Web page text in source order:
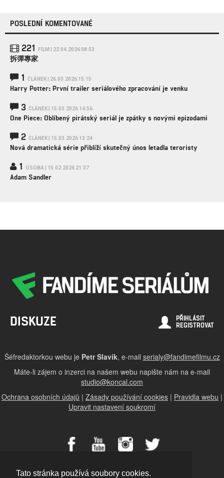
Tato stránka používá soubory cookies.
POSLEDNÍ KOMENTOVANÉ
221 FILM | 22.04.2026 08:53
拆彈專家
1 ČLÁNEK | 26.03.2026 15:15
Harry Potter: První trailer seriálového zpracování je venku
3 ČLÁNEK | 15.03.2026 14:56
One Piece: Oblíbený pirátský seriál je zpátky s novými epizodami
2 ČLÁNEK | 15.03.2026 13:24
Nová dramatická série přiblíží skutečný únos letadla teroristy
1 OSOBA | 15.02.2026 21:37
Adam Sandler
PŘIHLÁSIT
REGISTROVAT
DISKUZE
Šéfredaktorkou webu je Petr Slavík, e-mail serialy@fandimefilmu.cz
Máte-li zájem o inzerci na našem webu napište nám na e-mail
studio@koncal.com
Ochrana osobních údajů | Zásady používání cookies | Pravidla webu |
Upravit nastavení soukromí